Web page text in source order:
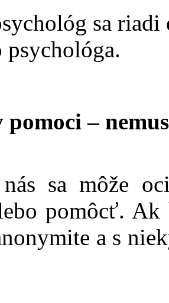
sa
psychológa.
–
sa môže
pomôcť. Ak
a s